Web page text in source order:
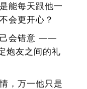
能每天跟他一
会更开心？
己会错意 ——
炮友之间的礼
，万一他只是